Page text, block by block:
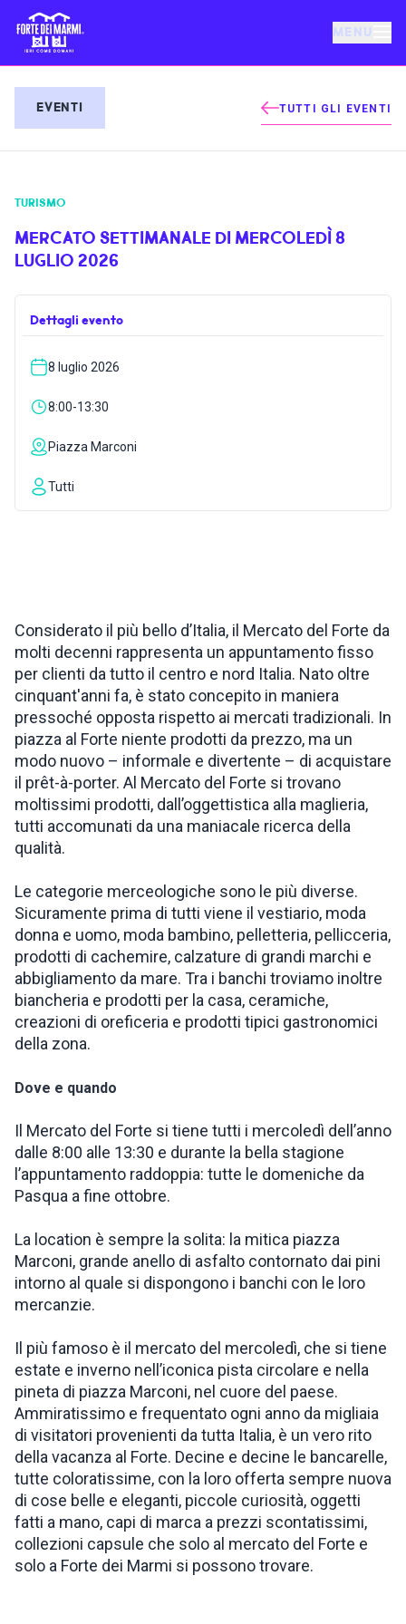
MENU
EVENTI
NOTIZIE
OSPITALITÀ
COSA FARE
ISPIRAZIONI
WEBCAM
ENG
EVENTI TUTTI GLI EVENTI
TURISMO
MERCATO SETTIMANALE DI MERCOLEDÌ 8
LUGLIO 2026
Dettagli evento
8 luglio 2026
8:00-13:30
Piazza Marconi
Tutti
Considerato il più bello d’Italia, il Mercato del Forte da
molti decenni rappresenta un appuntamento fisso
per clienti da tutto il centro e nord Italia. Nato oltre
cinquant'anni fa, è stato concepito in maniera
pressoché opposta rispetto ai mercati tradizionali. In
piazza al Forte niente prodotti da prezzo, ma un
modo nuovo – informale e divertente – di acquistare
il prêt-à-porter. Al Mercato del Forte si trovano
moltissimi prodotti, dall’oggettistica alla maglieria,
tutti accomunati da una maniacale ricerca della
qualità.
Le categorie merceologiche sono le più diverse.
Sicuramente prima di tutti viene il vestiario, moda
donna e uomo, moda bambino, pelletteria, pellicceria,
prodotti di cachemire, calzature di grandi marchi e
abbigliamento da mare. Tra i banchi troviamo inoltre
biancheria e prodotti per la casa, ceramiche,
creazioni di oreficeria e prodotti tipici gastronomici
della zona.
Dove e quando
Il Mercato del Forte si tiene tutti i mercoledì dell’anno
dalle 8:00 alle 13:30 e durante la bella stagione
l’appuntamento raddoppia: tutte le domeniche da
Pasqua a fine ottobre.
La location è sempre la solita: la mitica piazza
Marconi, grande anello di asfalto contornato dai pini
intorno al quale si dispongono i banchi con le loro
mercanzie.
Il più famoso è il mercato del mercoledì, che si tiene
estate e inverno nell’iconica pista circolare e nella
pineta di piazza Marconi, nel cuore del paese.
Ammiratissimo e frequentato ogni anno da migliaia
di visitatori provenienti da tutta Italia, è un vero rito
della vacanza al Forte. Decine e decine le bancarelle,
tutte coloratissime, con la loro offerta sempre nuova
di cose belle e eleganti, piccole curiosità, oggetti
fatti a mano, capi di marca a prezzi scontatissimi,
collezioni capsule che solo al mercato del Forte e
solo a Forte dei Marmi si possono trovare.